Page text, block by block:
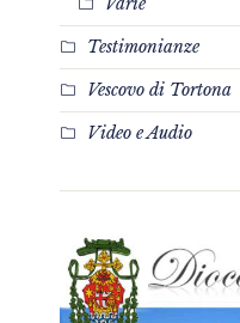
Testimonianze
Vescovo di Tortona
Video e Audio